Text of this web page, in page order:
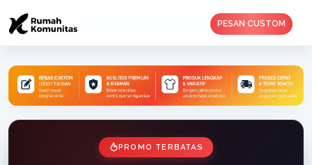
PESAN CUSTOM
PROMO TERBATAS